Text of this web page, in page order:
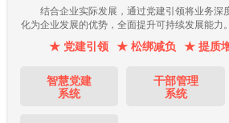
结合企业实际发展，通过党建引领将业务深
化为企业发展的优势，全面提升可持续发展能力。
★ 党建引领 ★ 松绑减负 ★ 提质
智慧党建
系统
干部管理
系统